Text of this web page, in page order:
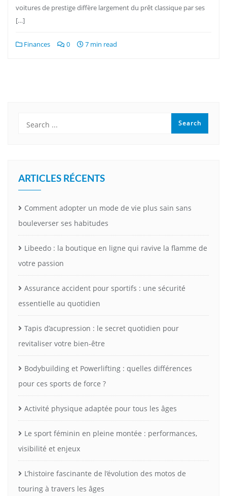
voitures de prestige diffère largement du prêt classique par ses
[…]
Finances 0 7 min read
ARTICLES RÉCENTS
Comment adopter un mode de vie plus sain sans
bouleverser ses habitudes
Libeedo : la boutique en ligne qui ravive la flamme de
votre passion
Assurance accident pour sportifs : une sécurité
essentielle au quotidien
Tapis d’acupression : le secret quotidien pour
revitaliser votre bien-être
Bodybuilding et Powerlifting : quelles différences
pour ces sports de force ?
Activité physique adaptée pour tous les âges
Le sport féminin en pleine montée : performances,
visibilité et enjeux
L’histoire fascinante de l’évolution des motos de
touring à travers les âges